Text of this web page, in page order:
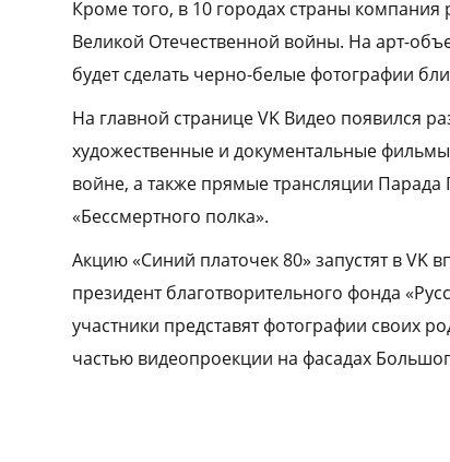
Кроме того, в 10 городах страны компания
Великой Отечественной войны. На арт-
будет сделать черно-белые фотографии
На главной странице VK Видео появился
художественные и документальные
войне, а также прямые трансляции
«Бессмертного полка».
Акцию «Синий платочек 80» запустят в VK
президент благотворительного фонда
участники представят фотографии своих
частью видеопроекции на фасадах